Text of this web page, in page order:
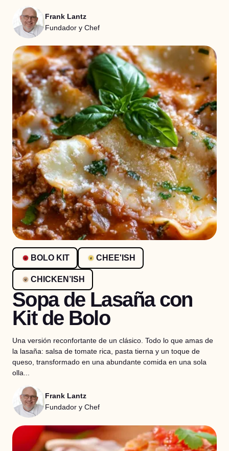
Frank Lantz
Fundador y Chef
BOLO KIT CHEE'ISH
CHICKEN’ISH
Sopa de Lasaña con
Kit de Bolo
Una versión reconfortante de un clásico. Todo lo que amas de
la lasaña: salsa de tomate rica, pasta tierna y un toque de
queso, transformado en una abundante comida en una sola
olla...
Frank Lantz
Fundador y Chef